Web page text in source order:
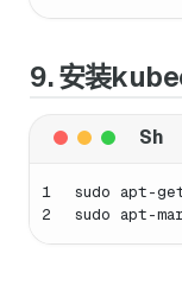
9. 安装
1
2
sudo apt-
sudo apt-